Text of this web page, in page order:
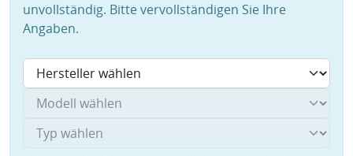
unvollständig. Bitte vervollständigen Sie Ihre
Angaben.